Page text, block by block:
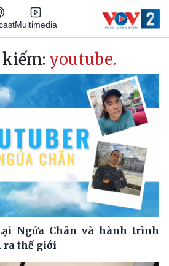
Multimedia
youtube.
Ngứa Chân và hành trình
ra thế giới